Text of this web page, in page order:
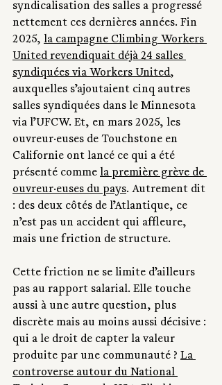
syndicalisation des salles a progressé
nettement ces dernières années. Fin
2025, la campagne Climbing Workers
United revendiquait déjà 24 salles
syndiquées via Workers United,
auxquelles s’ajoutaient cinq autres
salles syndiquées dans le Minnesota
via l’UFCW. Et, en mars 2025, les
ouvreur·euses de Touchstone en
Californie ont lancé ce qui a été
présenté comme la première grève de
ouvreur·euses du pays. Autrement dit
: des deux côtés de l’Atlantique, ce
n’est pas un accident qui affleure,
mais une friction de structure.
Cette friction ne se limite d’ailleurs
pas au rapport salarial. Elle touche
aussi à une autre question, plus
discrète mais au moins aussi décisive :
qui a le droit de capter la valeur
produite par une communauté ? La
controverse autour du National